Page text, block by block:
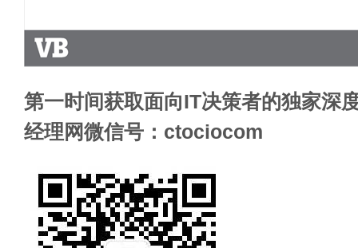
第一时间获取面向IT决策者的独家深
经理网微信号：ctociocom